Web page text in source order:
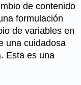
de contenido
formulación
de variables en
una cuidadosa
Esta es una